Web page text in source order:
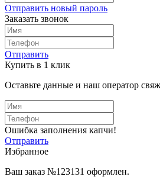
Отправить новый пароль
Заказать звонок
Отправить
Купить в 1 клик
Оставьте данные и наш оператор
Ошибка заполнения капчи!
Отправить
Избранное
Ваш заказ №123131 оформлен.